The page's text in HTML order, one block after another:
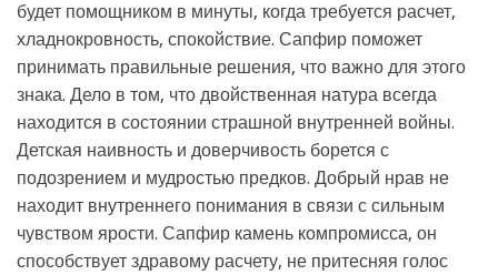
будет помощником в минуты, когда требуется расчет,
хладнокровность, спокойствие. Сапфир поможет
принимать правильные решения, что важно для этого
знака. Дело в том, что двойственная натура всегда
находится в состоянии страшной внутренней войны.
Детская наивность и доверчивость борется с
подозрением и мудростью предков. Добрый нрав не
находит внутреннего понимания в связи с сильным
чувством ярости. Сапфир камень компромисса, он
способствует здравому расчету, не притесняя голос